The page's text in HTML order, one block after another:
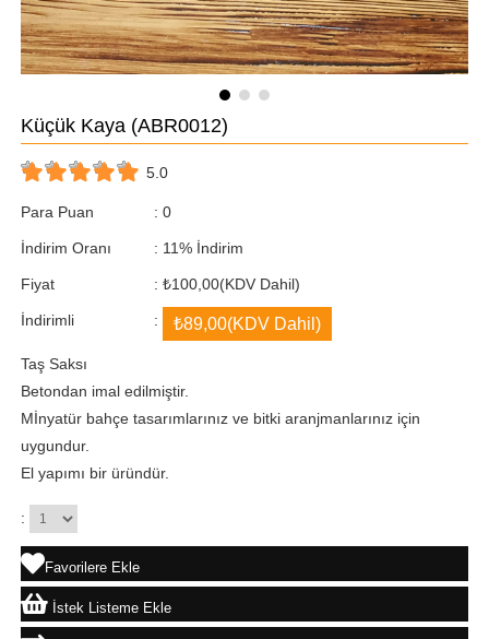
Küçük Kaya (ABR0012)
5.0
Para Puan : 0
İndirim Oranı : %
11 İndirim
Fiyat : ₺100,00(KDV Dahil)
İndirimli : ₺89,00(KDV Dahil)
Taş Saksı
Betondan imal edilmiştir.
Mİnyatür bahçe tasarımlarınız ve bitki aranjmanlarınız için
uygundur.
El yapımı bir üründür.
:
Favorilere Ekle
İstek Listeme Ekle